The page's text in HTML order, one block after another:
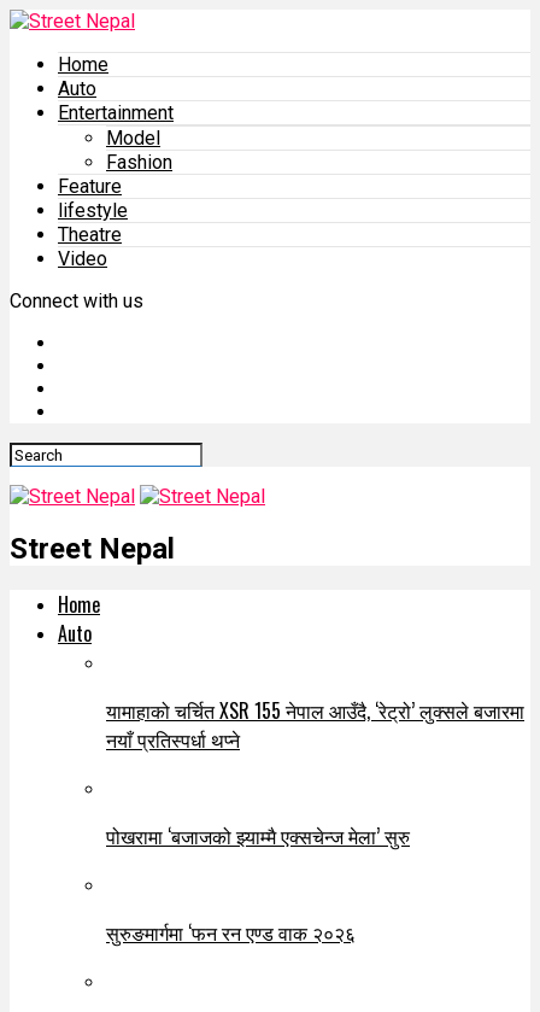
Home
Auto
Entertainment
Model
Fashion
Feature
lifestyle
Theatre
Video
Connect with us
Street Nepal
Home
Auto
यामाहाको चर्चित XSR 155 नेपाल आउँदै, ‘रेट्रो’ लुक्सले बजारमा
नयाँ प्रतिस्पर्धा थप्ने
पोखरामा ‘बजाजको झ्याम्मै एक्सचेन्ज मेला’ सुरु
सुरुङमार्गमा ‘फन रन एण्ड वाक २०२६